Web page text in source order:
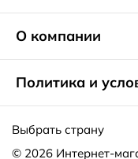
О компании
Политика и
Выбрать страну
© 2026 Интернет-